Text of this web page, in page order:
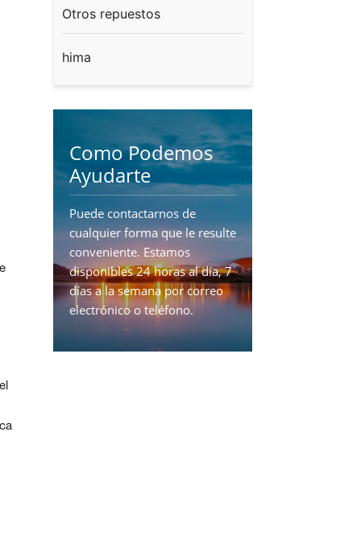
Otros repuestos
hima
Como Podemos
Ayudarte
Puede contactarnos de
cualquier forma que le resulte
conveniente. Estamos
disponibles 24 horas al día, 7
días a la semana por correo
electrónico o teléfono.